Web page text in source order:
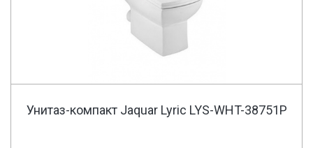
Унитаз-компакт Jaquar Lyric LYS-WHT-38751P